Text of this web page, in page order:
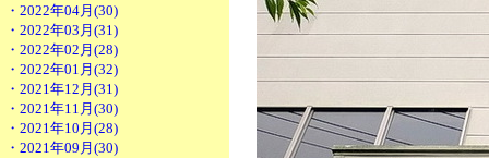
・2022年04月(30)
・2022年03月(31)
・2022年02月(28)
・2022年01月(32)
・2021年12月(31)
・2021年11月(30)
・2021年10月(28)
・2021年09月(30)